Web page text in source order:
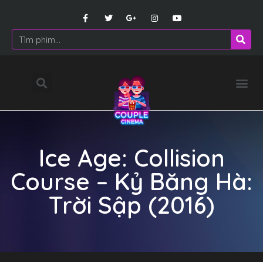
Ice Age: Collision
Course – Kỷ Băng Hà:
Trời Sập (2016)